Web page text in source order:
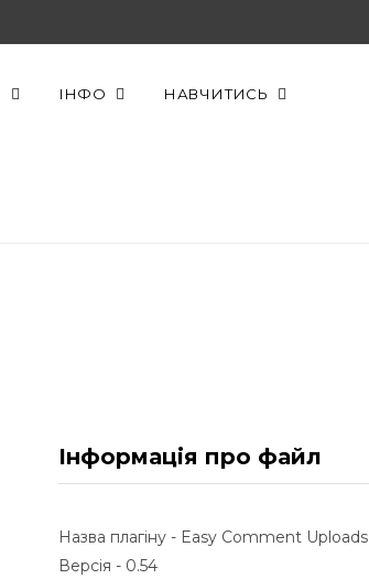
ІНФО НАВЧИТИСЬ
Інформація про файл
Назва плагіну - Easy Comment Uploads
Версія - 0.54